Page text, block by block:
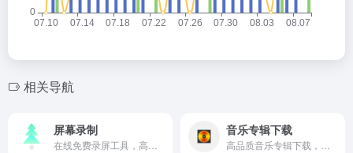
相关导航
屏幕录制 音乐专辑下载